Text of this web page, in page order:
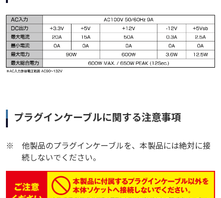
プラグインケーブルに関する注意事項
※
他製品のプラグインケーブルを、本製品には絶対に接
続しないでください。